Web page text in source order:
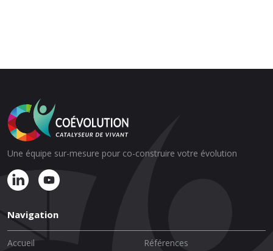
Une équipe sur-mesure pour co-construire votre évolution
Navigation
Accueil
Références